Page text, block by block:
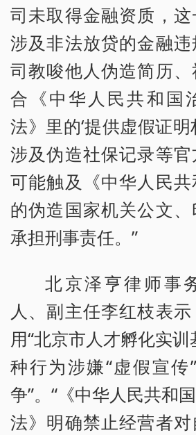
司未取得金融资质，
涉及非法放贷的金融
司教唆他人伪造简历
合《中华人民共和国
法》里的‘提供虚假证明
涉及伪造社保记录等
可能触及《中华人民
的伪造国家机关公文
承担刑事责任。”
北京泽亨律师事
人、副主任李红枝表
用“北京市人才孵化实训
种行为涉嫌“虚假宣传
争”。“《中华人民共和
法》明确禁止经营者